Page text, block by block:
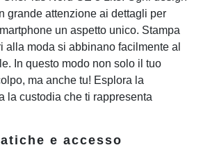
grande attenzione ai dettagli per
un aspetto unico. Stampa
alla moda si abbinano facilmente al
In questo modo non solo il tuo
ma anche tu! Esplora la
la custodia che ti rappresenta
e accesso